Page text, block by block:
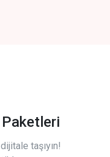
Paketleri
taşıyın!